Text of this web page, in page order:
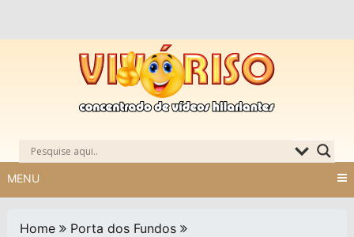
MENU
Home
Porta dos Fundos